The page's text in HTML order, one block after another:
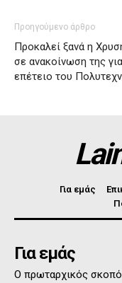
Προηγούμενο άρθρο
Προκαλεί ξανά η
σε ανακοίνωση της
επέτειο του
Για εμάς
Για εμάς
Ο πρωταρχικός